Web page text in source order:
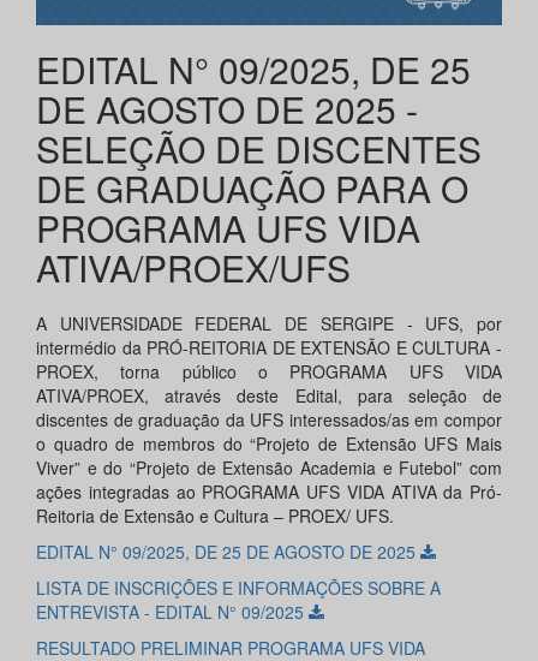
EDITAL N° 09/2025, DE 25
DE AGOSTO DE 2025 -
SELEÇÃO DE DISCENTES
DE GRADUAÇÃO PARA O
PROGRAMA UFS VIDA
ATIVA/PROEX/UFS
A UNIVERSIDADE FEDERAL DE SERGIPE - UFS, por
intermédio da PRÓ-REITORIA DE EXTENSÃO E CULTURA -
PROEX, torna público o PROGRAMA UFS VIDA
ATIVA/PROEX, através deste Edital, para seleção de
discentes de graduação da UFS interessados/as em compor
o quadro de membros do “Projeto de Extensão UFS Mais
Viver” e do “Projeto de Extensão Academia e Futebol” com
ações integradas ao PROGRAMA UFS VIDA ATIVA da Pró-
Reitoria de Extensão e Cultura – PROEX/ UFS.
EDITAL N° 09/2025, DE 25 DE AGOSTO DE 2025
LISTA DE INSCRIÇÕES E INFORMAÇÕES SOBRE A
ENTREVISTA - EDITAL N° 09/2025
RESULTADO PRELIMINAR PROGRAMA UFS VIDA